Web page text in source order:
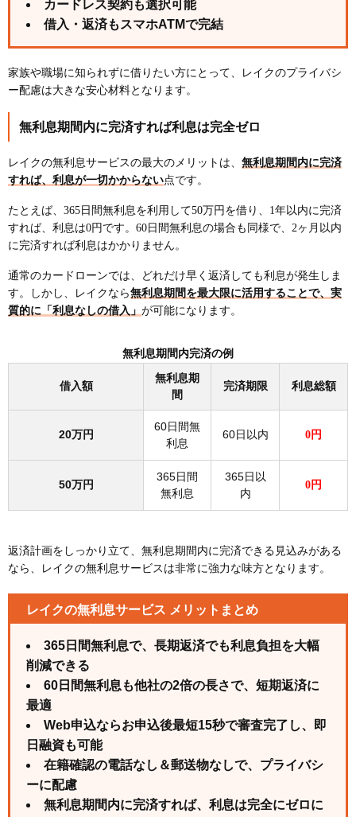
カードレス契約も選択可能
借入・返済もスマホATMで完結
家族や職場に知られずに借りたい方にとって、レイクのプライバシ
ー配慮は大きな安心材料となります。
無利息期間内に完済すれば利息は完全ゼロ
レイクの無利息サービスの最大のメリットは、 無利息期間内に完済
すれば、利息が一切かからない点です。
たとえば、365日間無利息を利用して50万円を借り、1年以内に完済
すれば、利息は0円です。60日間無利息の場合も同様で、2ヶ月以内
に完済すれば利息はかかりません。
通常のカードローンでは、どれだけ早く返済しても利息が発生しま
す。しかし、レイクなら無利息期間を最大限に活用することで、実
質的に「利息なしの借入」 が可能になります。
無利息期間内完済の例
借入額
無利息期
間
完済期限 利息総額
20万円
60日間無
利息
60日以内 0円
50万円
365日間
無利息
365日以
内
0円
返済計画をしっかり立て、無利息期間内に完済できる見込みがある
なら、レイクの無利息サービスは非常に強力な味方となります。
レイクの無利息サービス メリットまとめ
365日間無利息で、長期返済でも利息負担を大幅
削減できる
60日間無利息も他社の2倍の長さで、短期返済に
最適
Web申込ならお申込後最短15秒で審査完了し、即
日融資も可能
在籍確認の電話なし＆郵送物なしで、プライバシ
ーに配慮
無利息期間内に完済すれば、利息は完全にゼロに